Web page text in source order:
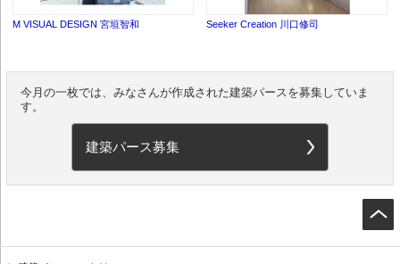
M VISUAL DESIGN 宮垣智和 Seeker Creation 川口修司
今月の一枚では、みなさんが作成された建築パースを募集していま
す。
建築パース募集